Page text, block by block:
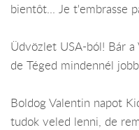
bientôt... Je t'embrasse
Üdvözlet USA-ból! Bár
de Téged mindennél
Boldog Valentin napot
tudok veled lenni, de